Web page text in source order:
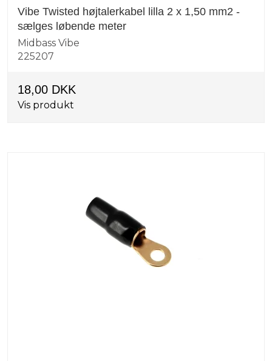
Vibe Twisted højtalerkabel lilla 2 x 1,50 mm2 -
sælges løbende meter
Midbass Vibe
225207
18,00 DKK
Vis produkt